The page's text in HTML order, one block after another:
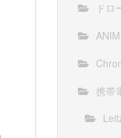
ドロ
携帯